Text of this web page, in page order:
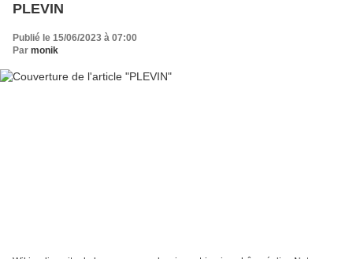
PLEVIN
Publié le 15/06/2023 à 07:00
Par monik